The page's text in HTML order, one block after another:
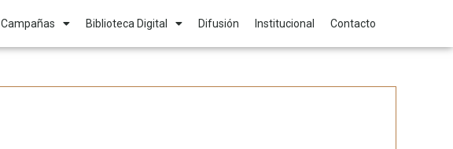
Campañas Biblioteca Digital Difusión Institucional Contacto